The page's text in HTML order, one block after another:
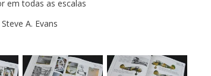
em todas as escalas
A. Evans